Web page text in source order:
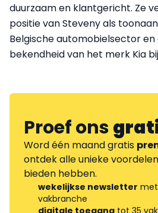
duurzaam en klantgericht. Ze
positie van Steveny als
Belgische automobielsector
bekendheid van het merk Kia
Proef ons
Word één maand gratis
ontdek alle unieke
bieden hebben.
wekelijkse newsletter
vakbranche
digitale toegang tot 35